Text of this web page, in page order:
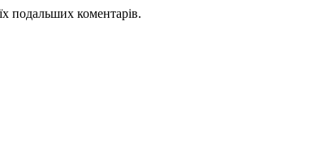
подальших коментарів.